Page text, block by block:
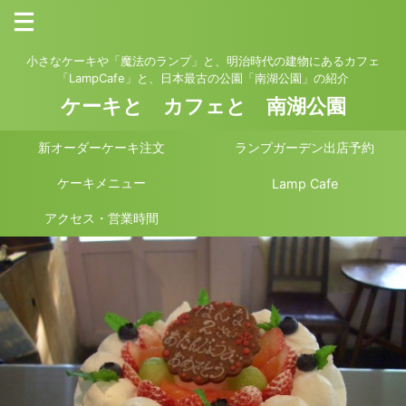
小さなケーキや「魔法のランプ」と、明治時代の建物にあるカフェ
「LampCafe」と、日本最古の公園「南湖公園」の紹介
ケーキと カフェと 南湖公園
新オーダーケーキ注文 ランプガーデン出店予約
ケーキメニュー Lamp Cafe
アクセス・営業時間